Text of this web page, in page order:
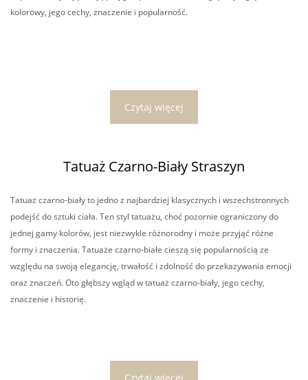
kolorowy, jego cechy, znaczenie i popularność.
Czytaj więcej
Tatuaż Czarno-Biały Straszyn
Tatuaż czarno-biały to jedno z najbardziej klasycznych i wszechstronnych
podejść do sztuki ciała. Ten styl tatuażu, choć pozornie ograniczony do
jednej gamy kolorów, jest niezwykle różnorodny i może przyjąć różne
formy i znaczenia. Tatuaże czarno-białe cieszą się popularnością ze
względu na swoją elegancję, trwałość i zdolność do przekazywania emocji
oraz znaczeń. Oto głębszy wgląd w tatuaż czarno-biały, jego cechy,
znaczenie i historię.